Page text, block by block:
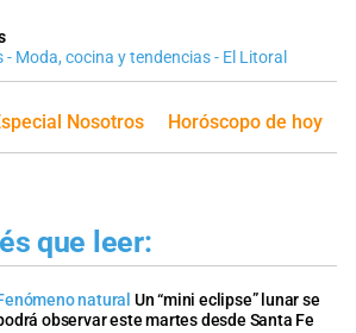
Moda, cocina y tendencias - El Litoral
Nosotros Horóscopo de hoy
que leer:
natural Un “mini eclipse” lunar se
observar este martes desde Santa Fe